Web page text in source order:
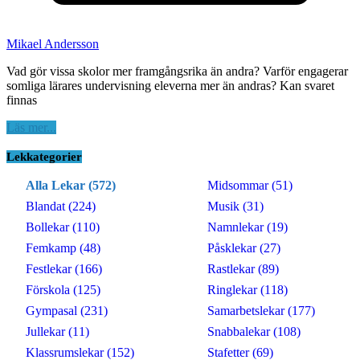
Mikael Andersson
Vad gör vissa skolor mer framgångsrika än andra? Varför engagerar
somliga lärares undervisning eleverna mer än andras? Kan svaret
finnas
Läs mer...
Lekkategorier
Alla Lekar (572)
Blandat (224)
Bollekar (110)
Femkamp (48)
Festlekar (166)
Förskola (125)
Gympasal (231)
Jullekar (11)
Klassrumslekar (152)
Midsommar (51)
Musik (31)
Namnlekar (19)
Påsklekar (27)
Rastlekar (89)
Ringlekar (118)
Samarbetslekar (177)
Snabbalekar (108)
Stafetter (69)